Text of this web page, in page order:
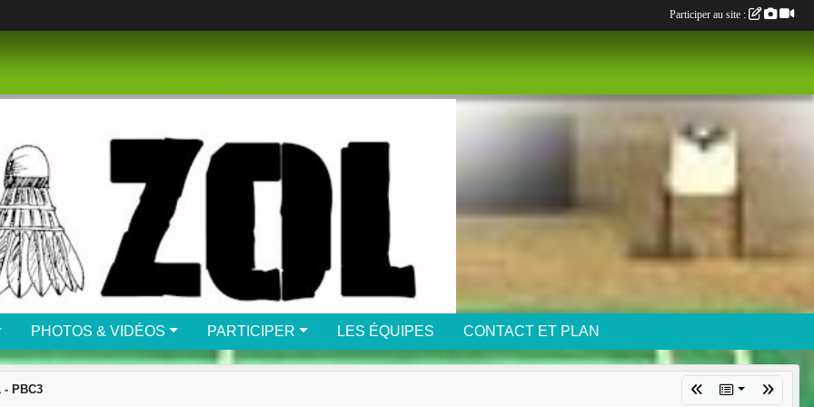
PHOTOS & VIDÉOS PARTICIPER LES ÉQUIPES CONTACT ET PLAN
- PBC3
Participer au site :